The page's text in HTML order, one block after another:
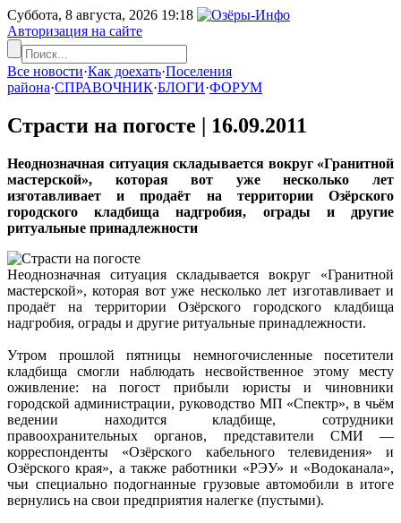
Суббота, 8 августа, 2026 19:18
Авторизация на сайте
Все новости·Как доехать·Поселения
района·СПРАВОЧНИК·БЛОГИ·ФОРУМ
Страсти на погосте | 16.09.2011
Неоднозначная ситуация складывается вокруг «Гранитной
мастерской», которая вот уже несколько лет
изготавливает и продаёт на территории Озёрского
городского кладбища надгробия, ограды и другие
ритуальные принадлежности
Неоднозначная ситуация складывается вокруг «Гранитной
мастерской», которая вот уже несколько лет изготавливает и
продаёт на территории Озёрского городского кладбища
надгробия, ограды и другие ритуальные принадлежности.
Утром прошлой пятницы немногочисленные посетители
кладбища смогли наблюдать несвойственное этому месту
оживление: на погост прибыли юристы и чиновники
городской администрации, руководство МП «Спектр», в чьём
ведении находится кладбище, сотрудники
правоохранительных органов, представители СМИ —
корреспонденты «Озёрского кабельного телевидения» и
Озёрского края», а также работники «РЭУ» и «Водоканала»,
чьи специально подогнанные грузовые автомобили в итоге
вернулись на свои предприятия налегке (пустыми).